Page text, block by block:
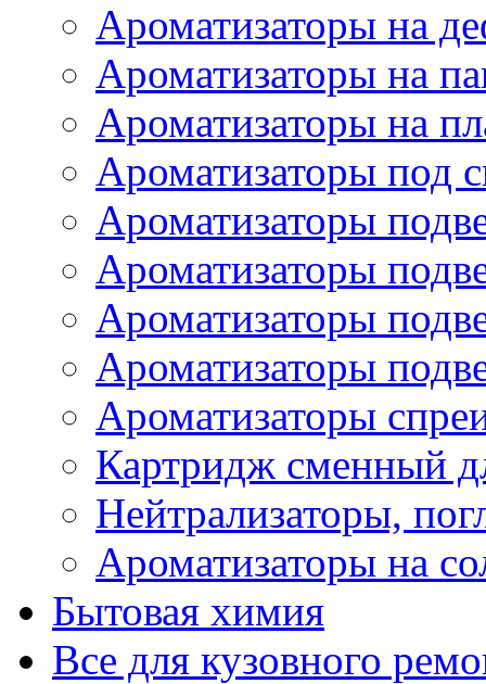
Ароматизаторы на
Ароматизаторы на
Ароматизаторы на
Ароматизаторы под
Ароматизаторы
Ароматизаторы
Ароматизаторы
Ароматизаторы
Ароматизаторы
Картридж сменный
Нейтрализаторы,
Ароматизаторы на
Бытовая химия
Все для кузовного